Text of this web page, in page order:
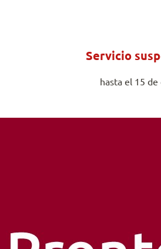
Servicio
hasta el 15 de